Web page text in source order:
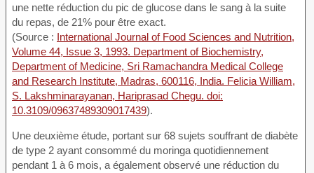
une nette réduction du pic de glucose dans le sang à la suite
du repas, de 21% pour être exact.
(Source : International Journal of Food Sciences and Nutrition,
Volume 44, Issue 3, 1993. Department of Biochemistry,
Department of Medicine, Sri Ramachandra Medical College
and Research Institute, Madras, 600116, India. Felicia William,
S. Lakshminarayanan, Hariprasad Chegu. doi:
10.3109/09637489309017439).
Une deuxième étude, portant sur 68 sujets souffrant de diabète
de type 2 ayant consommé du moringa quotidiennement
pendant 1 à 6 mois, a également observé une réduction du